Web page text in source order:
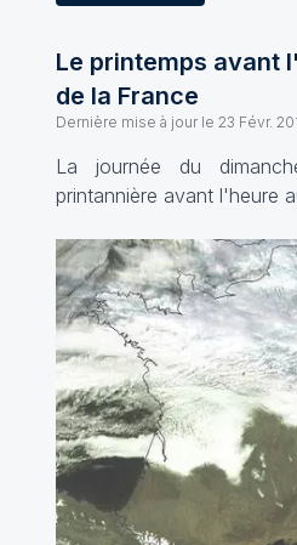
Le printemps avant
de la France
Dernière mise à jour le 23 Févr.
La journée du
printannière avant l'heure